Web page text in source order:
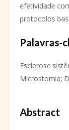
efetividade
protocolos
Palavras-
Esclerose
Microstomia;
Abstract